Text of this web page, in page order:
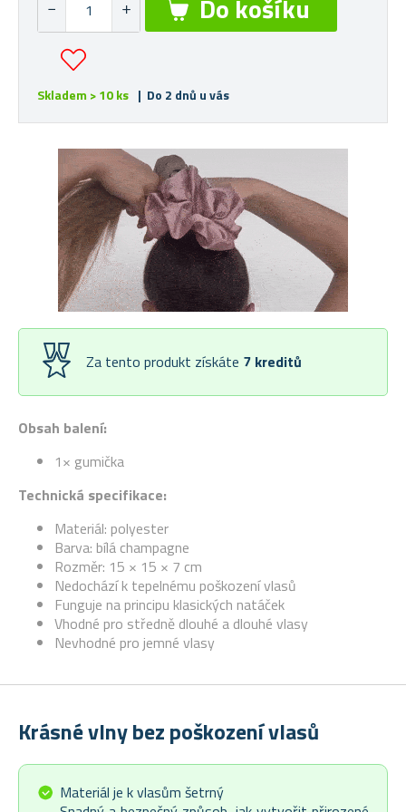
Obsah balení:
1× gumička
Technická specifikace:
Materiál: polyester
Barva: bílá champagne
Rozměr: 15 × 15 × 7 cm
Nedochází k tepelnému poškození vlasů
Funguje na principu klasických natáček
Vhodné pro středně dlouhé a dlouhé vlasy
Nevhodné pro jemné vlasy
Skladem > 10 ks | Do 2 dnů u vás
Za tento produkt získáte 7 kreditů
Krásné vlny bez poškození vlasů
Materiál je k vlasům šetrný